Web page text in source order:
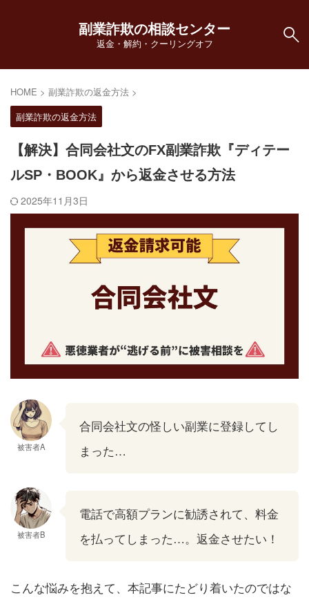
副業詐欺の相談センター
返金・解約・クーリングオフ
HOME > 副業詐欺の返金方法 >
副業詐欺の返金方法
【解決】合同会社文のFX副業詐欺『ディテー
ルSP・BOOK』から返金させる方法
2025年11月3日
被害者A
合同会社文の怪しい副業に登録してし
まった…
被害者B
電話で高額プランに勧誘されて、料金
を払ってしまった…。返金させたい！
こんな悩みを抱えて、本記事にたどり着いたのではな